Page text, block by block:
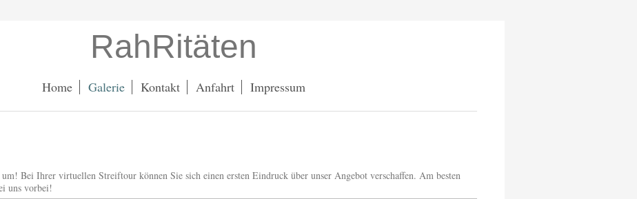
RahRitäten
Home Galerie Kontakt Anfahrt Impressum
Bei Ihrer virtuellen Streiftour können Sie sich einen ersten Eindruck über unser Angebot verschaffen. Am besten
uns vorbei!